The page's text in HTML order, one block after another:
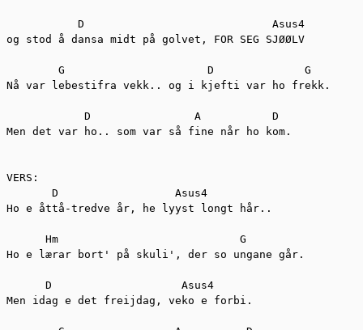
           D                             Asus4
og stod å dansa midt på golvet, FOR SEG SJØØLV
G                      D
Nå var lebestifra vekk.. og i kjefti var ho frekk.
            D                A           D
Men det var ho.. som var så fine når ho kom.
VERS:
       D                  Asus4
Ho e åttå-tredve år, he lyyst longt hår..
      Hm                            G
Ho e lærar bort' på skuli', der so ungane går.
      D                    Asus4
Men idag e det freijdag, veko e forbi.